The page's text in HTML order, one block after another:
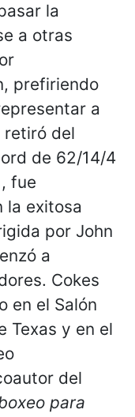
la
a otras
prefiriendo
a
retiró del
de 62/14/4
fue
la exitosa
por John
a
Cokes
en el Salón
Texas y en el
del
para